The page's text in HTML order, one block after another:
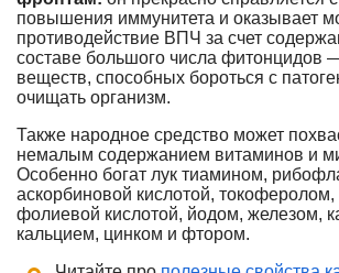
повышения иммунитета и оказывает
противодействие ВПЧ за счет
составе большого числа фитонцидов
веществ, способных бороться с
очищать организм.
Также народное средство может
немалым содержанием витаминов и
Особенно богат лук тиамином,
аскорбиновой кислотой,
фолиевой кислотой, йодом, железом,
кальцием, цинком и фтором.